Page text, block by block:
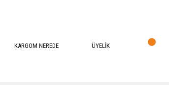
KARGOM NEREDE ÜYELİK